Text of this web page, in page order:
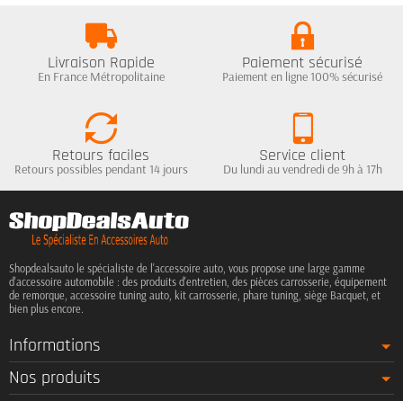
Livraison Rapide
En France Métropolitaine
Paiement sécurisé
Paiement en ligne 100% sécurisé
Retours faciles
Retours possibles pendant 14 jours
Service client
Du lundi au vendredi de 9h à 17h
Shopdealsauto le spécialiste de l'accessoire auto, vous propose une large gamme
d'accessoire automobile : des produits d'entretien, des pièces carrosserie, équipement
de remorque, accessoire tuning auto, kit carrosserie, phare tuning, siège Bacquet, et
bien plus encore.
Informations
Nos produits